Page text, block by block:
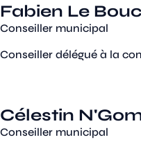
Fabien Le
Conseiller municipal
Conseiller délégué à la
Célestin
Conseiller municipal